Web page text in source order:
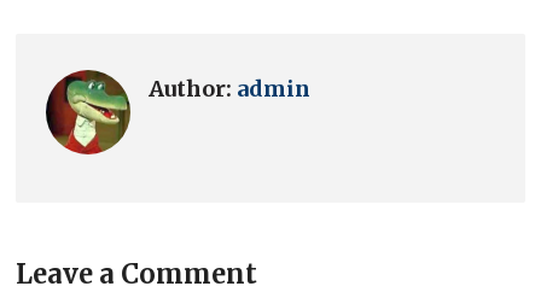
Author: admin
Leave a Comment